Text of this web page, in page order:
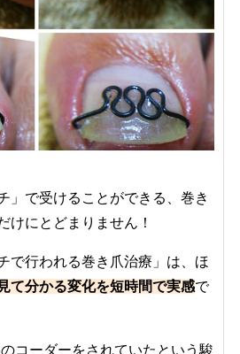
」で受けることができる、巻き
けにとどまりません！
で行われる巻き爪治療」は、ほ
て分かる変化を短時間で実感で
コーダーをされていたという駿